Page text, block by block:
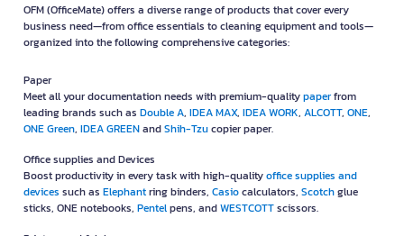
OFM (OfficeMate) offers a diverse range of products that cover every
business need—from office essentials to cleaning equipment and tools—
organized into the following comprehensive categories:
Paper
Meet all your documentation needs with premium-qualitypaperfrom
leading brands such as Double A, IDEA MAX, IDEA WORK, ALCOTT, ONE,
ONE Green, IDEA GREENandShih-Tzucopier paper.
Office supplies and Devices
Boost productivity in every task with high-qualityoffice supplies and
devices such as Elephantring binders, Casiocalculators, Scotchglue
sticks, ONE notebooks, Pentelpens, andWESTCOTTscissors.